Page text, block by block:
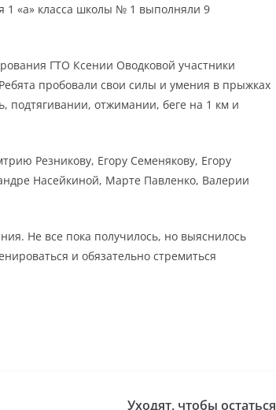
1 «а» класса школы № 1 выполняли 9
ГТО Ксении Оводковой участники
пробовали свои силы и умения в прыжках
подтягивании, отжимании, беге на 1 км и
Резникову, Егору Семенякову, Егору
Насейкиной, Марте Павленко, Валерии
Не все пока получилось, но выяснилось
и обязательно стремиться
Уходят, чтобы остаться